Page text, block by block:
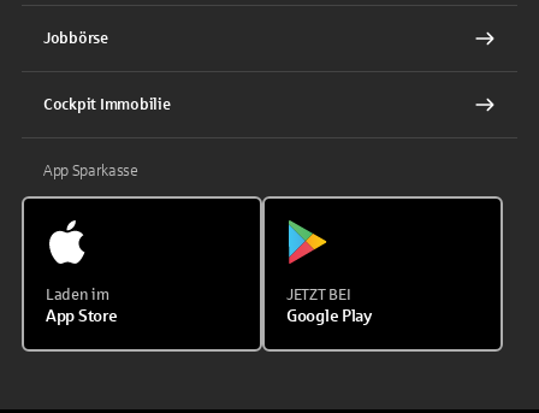
Jobbörse
Cockpit Immobilie
App Sparkasse
Laden im
App Store
JETZT BEI
Google Play